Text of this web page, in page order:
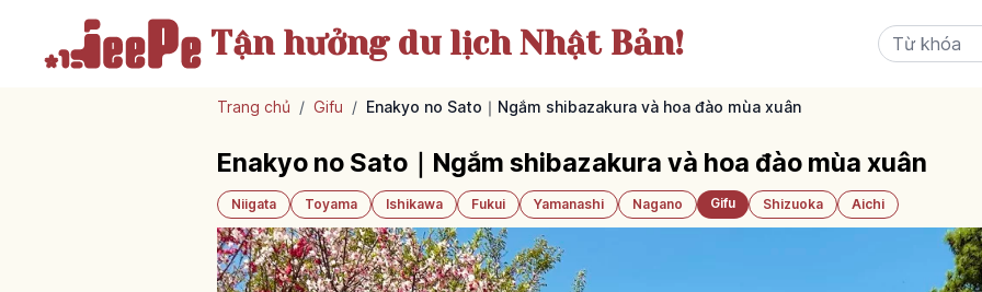
Tận hưởngdu lịch Nhật Bản!
Trang chủ / Gifu / Enakyo no Sato｜Ngắm shibazakura và hoa đào mùa xuân
Enakyo no Sato｜Ngắm shibazakura và hoa đào mùa xuân
Niigata Toyama Ishikawa Fukui Yamanashi Nagano Gifu Shizuoka Aichi